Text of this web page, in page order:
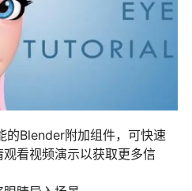
的Blender附加组件，可快速
看视频演示以获取更多信